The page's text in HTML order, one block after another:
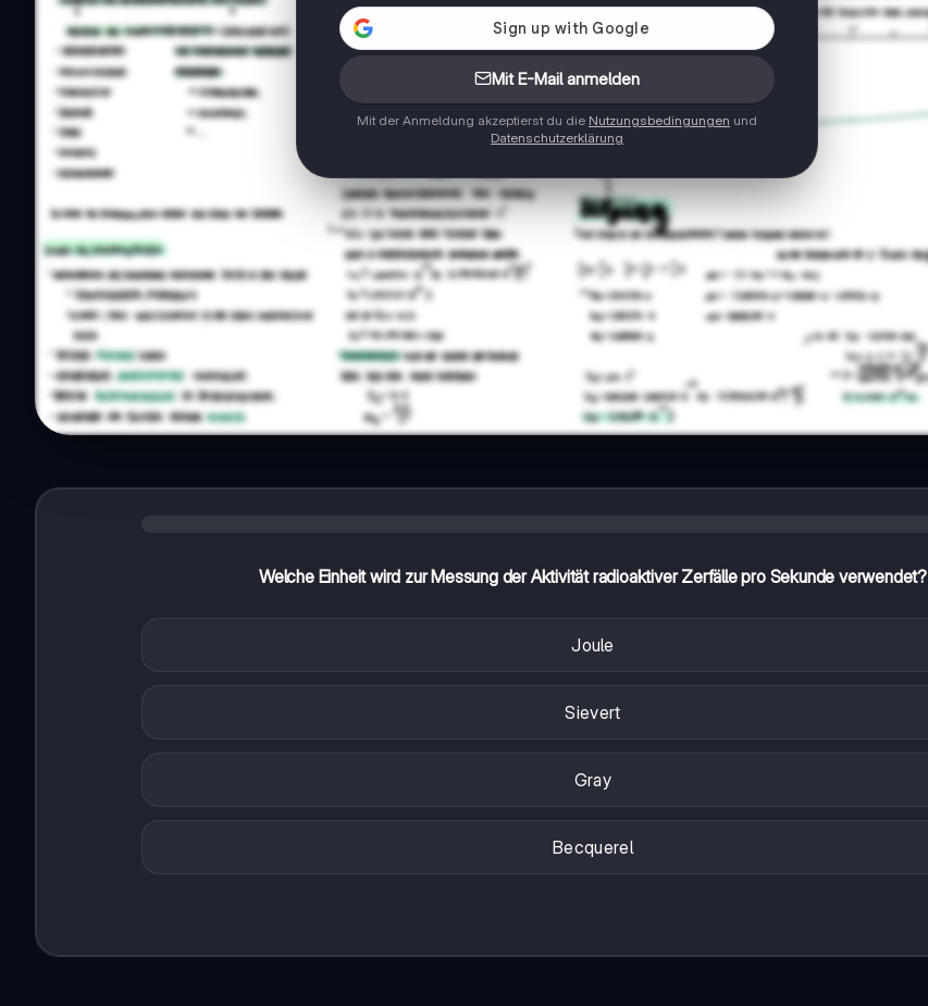
Mit E-Mail anmelden
Mit der Anmeldung akzeptierst du die Nutzungsbedingungen und
Datenschutzerklärung
Welche Einheit wird zur Messung der Aktivität radioaktiver Zerfälle pro Sekunde verwendet?
Joule
Sievert
Gray
Becquerel